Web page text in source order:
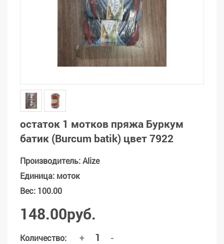
остаток 1 мотков пряжа Буркум
батик (Burcum batik) цвет 7922
Производитель:Alize
Единица: моток
Вес: 100.00
148.00руб.
Количество: + -